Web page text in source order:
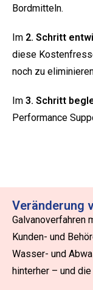
Bordmitteln.
Im 2. Schritt
diese
noch zu
Im 3. Schritt
Performance
Veränderung
Galvanoverfahren
Kunden- und
Wasser- und
hinterher – und